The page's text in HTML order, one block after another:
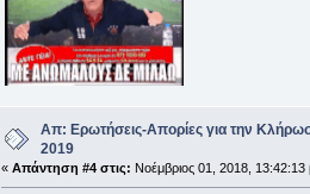
Απ: Ερωτήσεις-Απορίες για την
2019
«Απάντηση #4 στις: Νοέμβριος 01, 2018, 13:42:13